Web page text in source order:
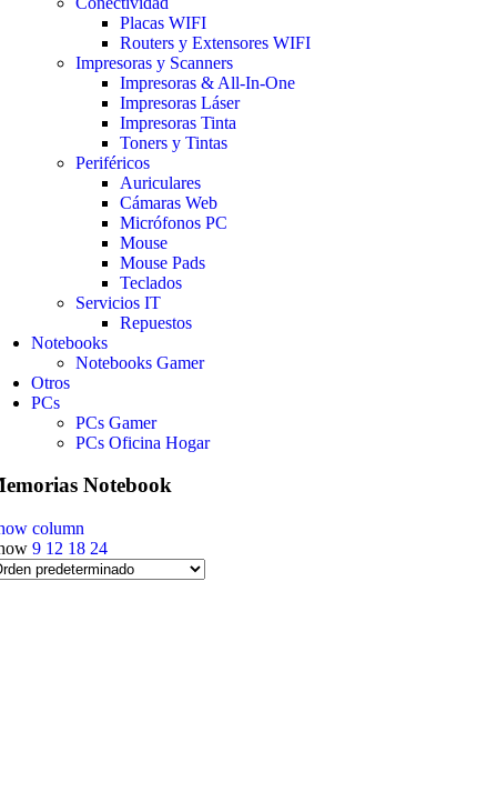
Placas WIFI
Routers y Extensores WIFI
Impresoras y Scanners
Impresoras & All-In-One
Impresoras Láser
Impresoras Tinta
Toners y Tintas
Periféricos
Auriculares
Cámaras Web
Micrófonos PC
Mouse
Mouse Pads
Teclados
Servicios IT
Repuestos
Notebooks
Notebooks Gamer
Otros
PCs
PCs Gamer
PCs Oficina Hogar
Notebook
column
9 12 18 24